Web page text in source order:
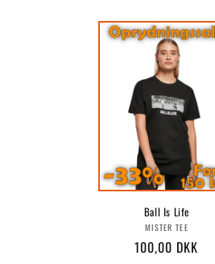
Ball Is Life
Forhandler:
MISTER TEE
Normalpris
100,00 DKK